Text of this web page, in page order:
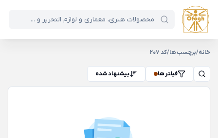
خانه/برچسب ها/کد 207
فیلتر ها پیشنهاد شده